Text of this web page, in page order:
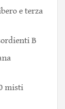
e terza
B
misti